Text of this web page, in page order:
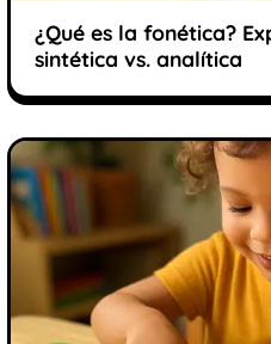
¿Qué es la fonética?
sintética vs. analítica